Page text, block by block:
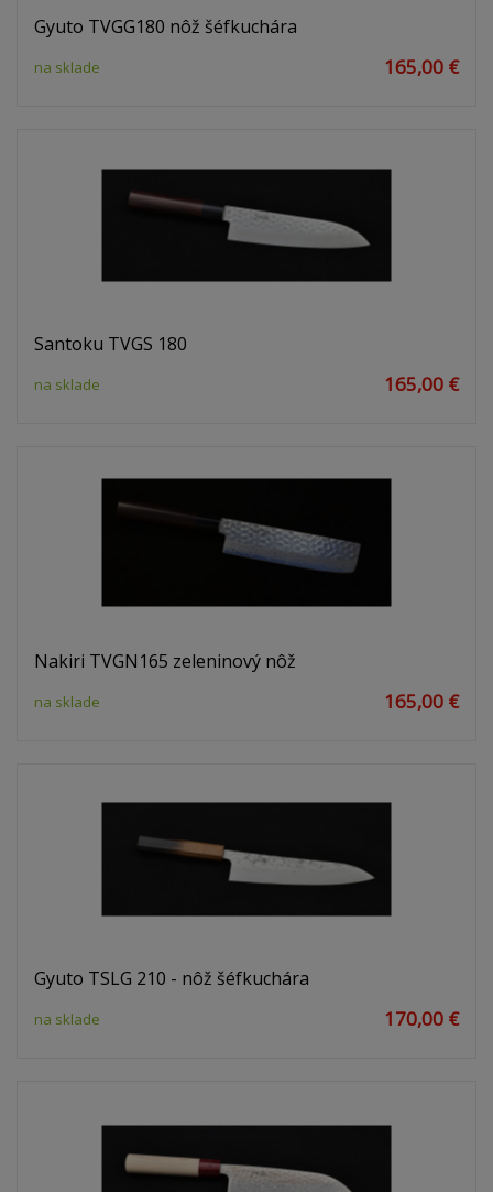
Gyuto TVGG180 nôž šéfkuchára
na sklade 165,00 €
Santoku TVGS 180
na sklade 165,00 €
Nakiri TVGN165 zeleninový nôž
na sklade 165,00 €
Gyuto TSLG 210 - nôž šéfkuchára
na sklade 170,00 €